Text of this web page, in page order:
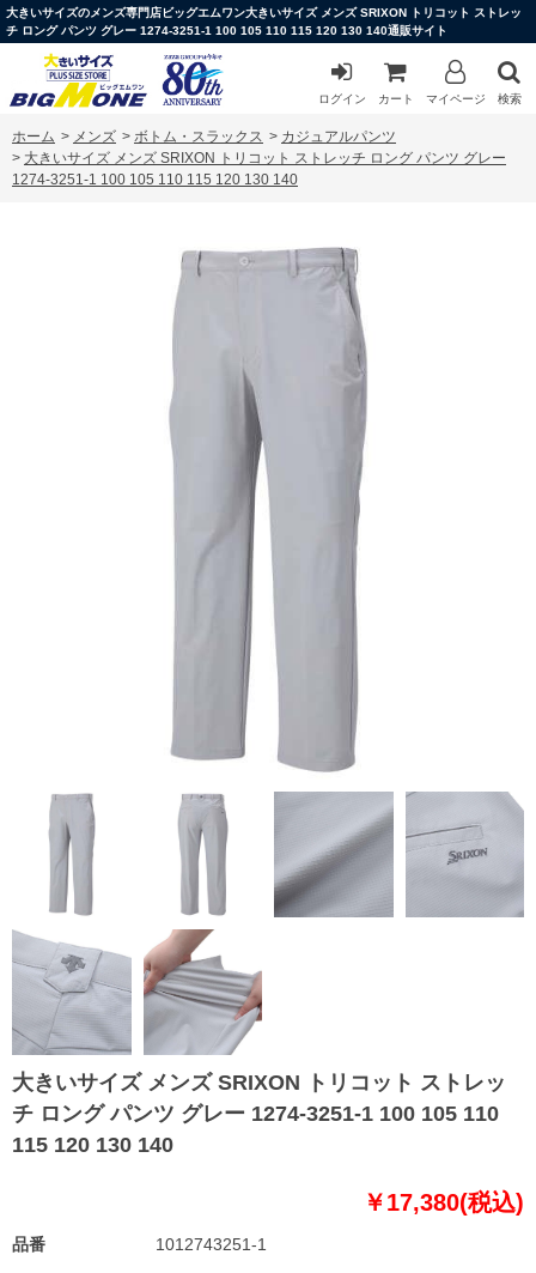
大きいサイズのメンズ専門店ビッグエムワン大きいサイズ メンズ SRIXON トリコット ストレッ
チ ロング パンツ グレー 1274-3251-1 100 105 110 115 120 130 140通販サイト
ログイン カート マイページ 検索
ホーム > メンズ > ボトム・スラックス > カジュアルパンツ
> 大きいサイズ メンズ SRIXON トリコット ストレッチ ロング パンツ グレー
1274-3251-1 100 105 110 115 120 130 140
大きいサイズ メンズ SRIXON トリコット ストレッ
チ ロング パンツ グレー 1274-3251-1 100 105 110
115 120 130 140
￥17,380(税込)
品番 1012743251-1